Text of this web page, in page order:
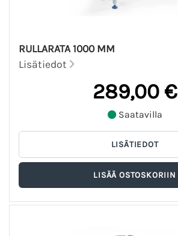
RULLARATA 1000 MM
Lisätiedot
289,00 €
Saatavilla